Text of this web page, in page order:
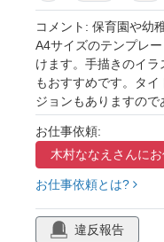
かえる かたつむり
プレゼント 花
傘 雨靴 てるて
幼稚園
動物 見出し あ
ゆるい 誕生日
コメント: 保育園や幼
A4サイズのテンプレ
けます。手描きのイ
もおすすめです。タ
ジョンもありますので
お仕事依頼:
木村ななえさんに
お仕事依頼とは?
違反報告